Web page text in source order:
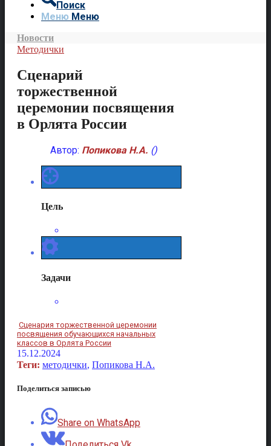
Поиск
Меню Меню
Новости
Методички
Сценарий
торжественной
церемонии посвящения
в Орлята России
Автор: Попикова Н.А. ()
Цель
Задачи
Сценария торжественной церемонии
посвящения обучающихся начальных
классов в Орлята России
15.12.2024
Теги: методички, Попикова Н.А.
Поделиться записью
Share on WhatsApp